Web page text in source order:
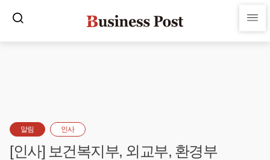
알림 인사
[인사] 보건복지부, 외교부, 환경부